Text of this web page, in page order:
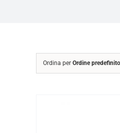
Ordina per Ordine predefinito